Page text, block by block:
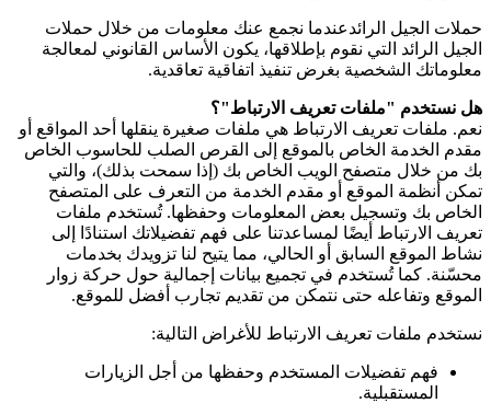
حملات الجيل الرائدعندما نجمع عنك معلومات من خلال حملات
الجيل الرائد التي نقوم بإطلاقها، يكون الأساس القانوني لمعالجة
معلوماتك الشخصية بغرض تنفيذ اتفاقية تعاقدية.
هل نستخدم "ملفات تعريف الارتباط"؟
نعم. ملفات تعريف الارتباط هي ملفات صغيرة ينقلها أحد المواقع أو
مقدم الخدمة الخاص بالموقع إلى القرص الصلب للحاسوب الخاص
بك من خلال متصفح الويب الخاص بك (إذا سمحت بذلك)، والتي
تمكن أنظمة الموقع أو مقدم الخدمة من التعرف على المتصفح
الخاص بك وتسجيل بعض المعلومات وحفظها. تُستخدم ملفات
تعريف الارتباط أيضًا لمساعدتنا على فهم تفضيلاتك استنادًا إلى
نشاط الموقع السابق أو الحالي، مما يتيح لنا تزويدك بخدمات
محسّنة. كما تُستخدم في تجميع بيانات إجمالية حول حركة زوار
الموقع وتفاعله حتى نتمكن من تقديم تجارب أفضل للموقع.
نستخدم ملفات تعريف الارتباط للأغراض التالية:
فهم تفضيلات المستخدم وحفظها من أجل الزيارات
المستقبلية.